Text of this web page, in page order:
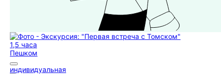
1,5 часа
Пешком
индивидуальная